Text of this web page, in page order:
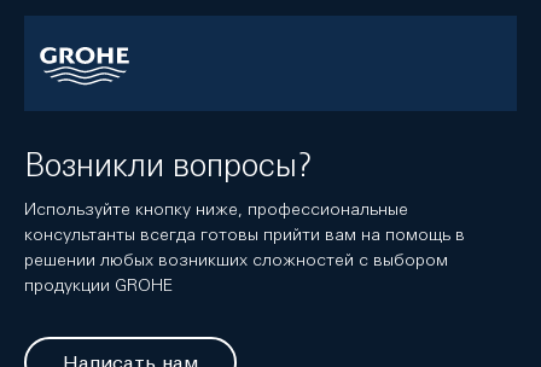
Возникли вопросы?
Используйте кнопку ниже, профессиональные
консультанты всегда готовы прийти вам на помощь в
решении любых возникших сложностей с выбором
продукции GROHE
Написать нам